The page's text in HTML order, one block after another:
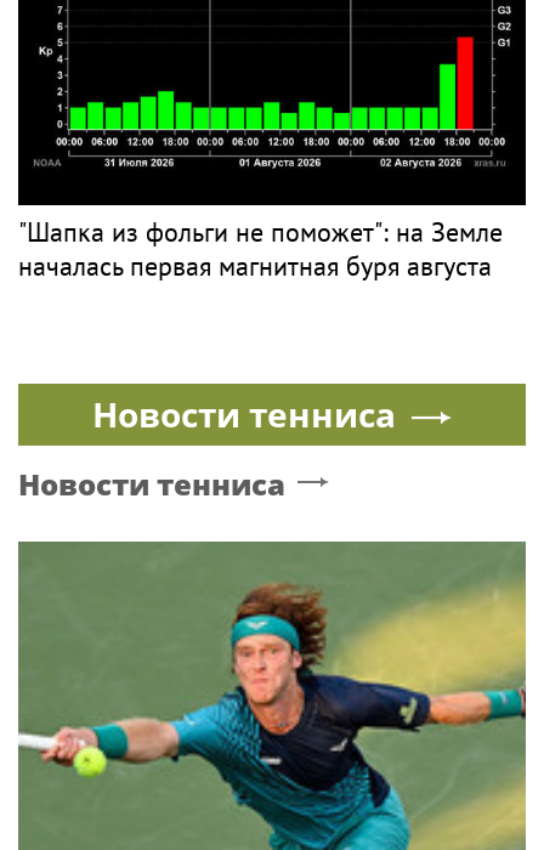
"Шапка из фольги не поможет": на Земле
началась первая магнитная буря августа
Новости тенниса
Новости тенниса